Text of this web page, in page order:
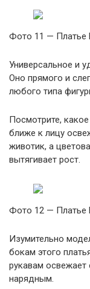
Фото 11 — Платье
Универсальное и
Оно прямого и
любого типа
Посмотрите,
ближе к лицу
животик, а
вытягивает рост.
Фото 12 — Платье
Изумительно
бокам этого
рукавам
нарядным.